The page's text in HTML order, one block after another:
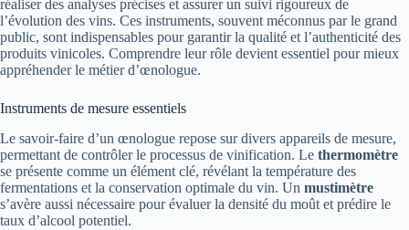
réaliser des analyses précises et assurer un suivi rigoureux de
l’évolution des vins. Ces instruments, souvent méconnus par le grand
public, sont indispensables pour garantir la qualité et l’authenticité des
produits vinicoles. Comprendre leur rôle devient essentiel pour mieux
appréhender le métier d’œnologue.
Instruments de mesure essentiels
Le savoir-faire d’un œnologue repose sur divers appareils de mesure,
permettant de contrôler le processus de vinification. Le thermomètre
se présente comme un élément clé, révélant la température des
fermentations et la conservation optimale du vin. Un mustimètre
s’avère aussi nécessaire pour évaluer la densité du moût et prédire le
taux d’alcool potentiel.